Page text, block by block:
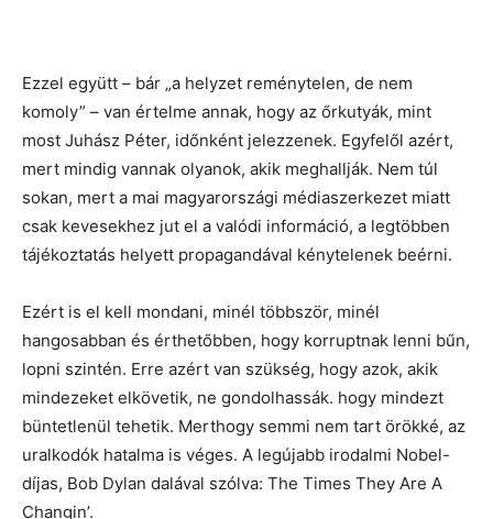
Ezzel együtt – bár „a helyzet reménytelen, de nem
komoly” – van értelme annak, hogy az őrkutyák, mint
most Juhász Péter, időnként jelezzenek. Egyfelől azért,
mert mindig vannak olyanok, akik meghallják. Nem túl
sokan, mert a mai magyarországi médiaszerkezet miatt
csak kevesekhez jut el a valódi információ, a legtöbben
tájékoztatás helyett propagandával kénytelenek beérni.
Ezért is el kell mondani, minél többször, minél
hangosabban és érthetőbben, hogy korruptnak lenni bűn,
lopni szintén. Erre azért van szükség, hogy azok, akik
mindezeket elkövetik, ne gondolhassák. hogy mindezt
büntetlenül tehetik. Merthogy semmi nem tart örökké, az
uralkodók hatalma is véges. A legújabb irodalmi Nobel-
díjas, Bob Dylan dalával szólva: The Times They Are A
Changin’.